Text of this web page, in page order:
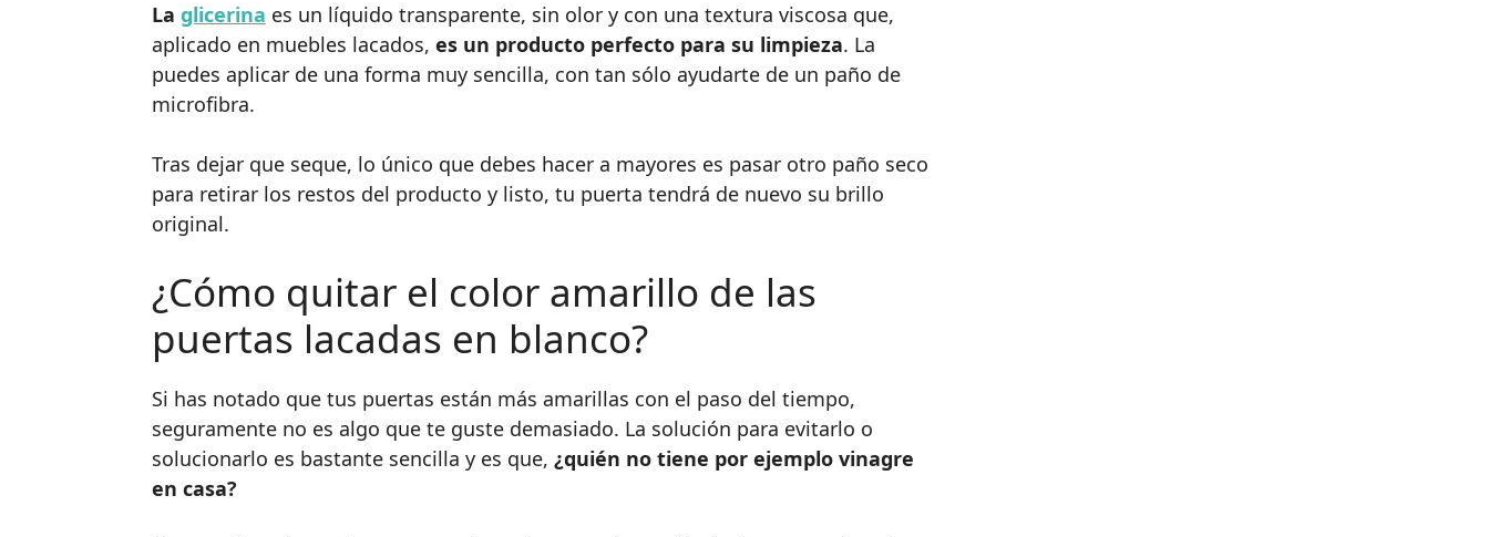
La glicerina es un líquido transparente, sin olor y con una textura viscosa que,
aplicado en muebles lacados, es un producto perfecto para su limpieza. La
puedes aplicar de una forma muy sencilla, con tan sólo ayudarte de un paño de
microfibra.
Tras dejar que seque, lo único que debes hacer a mayores es pasar otro paño seco
para retirar los restos del producto y listo, tu puerta tendrá de nuevo su brillo
original.
¿Cómo quitar el color amarillo de las
puertas lacadas en blanco?
Si has notado que tus puertas están más amarillas con el paso del tiempo,
seguramente no es algo que te guste demasiado. La solución para evitarlo o
solucionarlo es bastante sencilla y es que, ¿quién no tiene por ejemplo vinagre
en casa?